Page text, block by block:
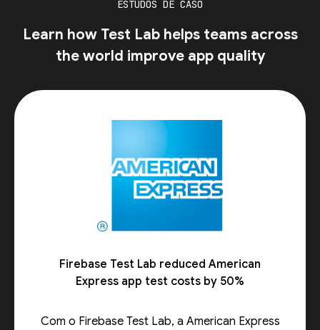
ESTUDOS DE CASO
Learn how Test Lab helps teams across
the world improve app quality
Firebase Test Lab reduced American
Express app test costs by 50%
Com o Firebase Test Lab, a American Express